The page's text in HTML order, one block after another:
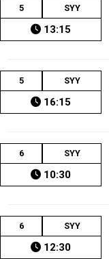
5 SYY
13:15
5 SYY
16:15
6 SYY
10:30
6 SYY
12:30